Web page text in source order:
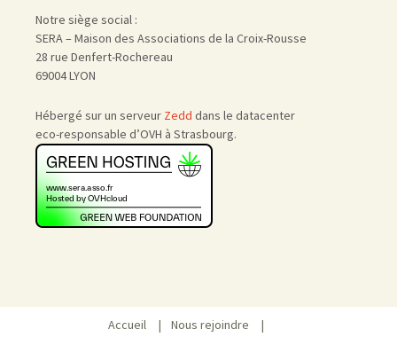
Notre siège social :
SERA – Maison des Associations de la Croix-Rousse
28 rue Denfert-Rochereau
69004 LYON
Hébergé sur un serveur Zedd dans le datacenter
eco-responsable d’OVH à Strasbourg.
Accueil | Nous rejoindre
|